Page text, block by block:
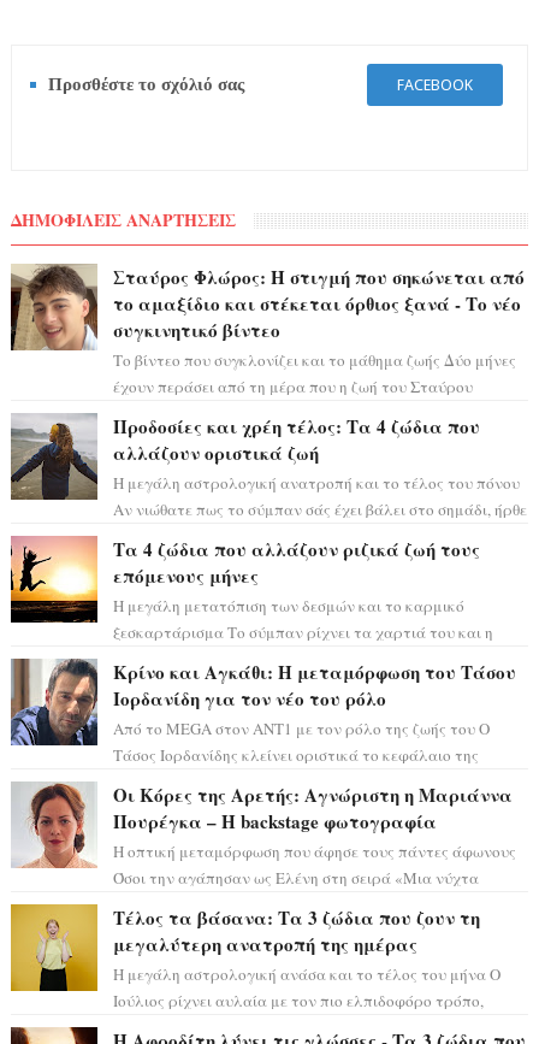
Προσθέστε το σχόλιό σας FACEBOOK
ΔΗΜΟΦΙΛΕΙΣ ΑΝΑΡΤΗΣΕΙΣ
Σταύρος Φλώρος: Η στιγμή που σηκώνεται από
το αμαξίδιο και στέκεται όρθιος ξανά - Το νέο
συγκινητικό βίντεο
Το βίντεο που συγκλονίζει και το μάθημα ζωής Δύο μήνες
έχουν περάσει από τη μέρα που η ζωή του Σταύρου
Προδοσίες και χρέη τέλος: Τα 4 ζώδια που
αλλάζουν οριστικά ζωή
Η μεγάλη αστρολογική ανατροπή και το τέλος του πόνου
Αν νιώθατε πως το σύμπαν σάς έχει βάλει στο σημάδι, ήρθε
Τα 4 ζώδια που αλλάζουν ριζικά ζωή τους
επόμενους μήνες
Η μεγάλη μετατόπιση των δεσμών και το καρμικό
ξεσκαρτάρισμα Το σύμπαν ρίχνει τα χαρτιά του και η
Κρίνο και Αγκάθι: Η μεταμόρφωση του Τάσου
Ιορδανίδη για τον νέο του ρόλο
Από το MEGA στον ΑΝΤ1 με τον ρόλο της ζωής του Ο
Τάσος Ιορδανίδης κλείνει οριστικά το κεφάλαιο της
Οι Κόρες της Αρετής: Αγνώριστη η Μαριάννα
Πουρέγκα – H backstage φωτογραφία
Η οπτική μεταμόρφωση που άφησε τους πάντες άφωνους
Όσοι την αγάπησαν ως Ελένη στη σειρά «Μια νύχτα
Τέλος τα βάσανα: Τα 3 ζώδια που ζουν τη
μεγαλύτερη ανατροπή της ημέρας
Η μεγάλη αστρολογική ανάσα και το τέλος του μήνα Ο
Ιούλιος ρίχνει αυλαία με τον πιο ελπιδοφόρο τρόπο,